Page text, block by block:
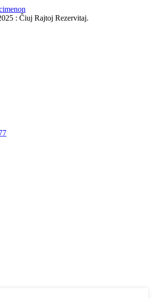
: Ĉiuj Rajtoj Rezervitaj.